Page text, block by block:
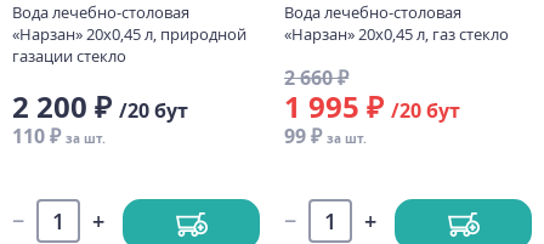
Вода лечебно-столовая
«Нарзан» 20х0,45 л, природной
газации стекло
2 200 ₽ /20 бут
110 ₽ за шт.
Вода лечебно-столовая
«Нарзан» 20х0,45 л, газ стекло
2 660 ₽
1 995 ₽ /20 бут
99 ₽ за шт.